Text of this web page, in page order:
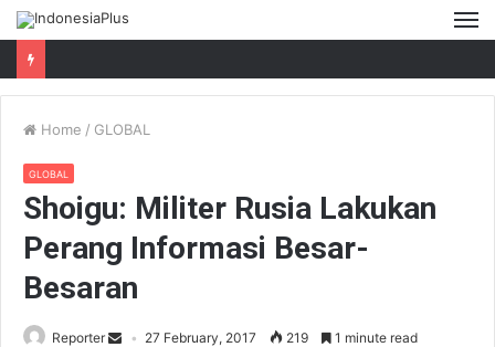
Home / GLOBAL
GLOBAL
Shoigu: Militer Rusia Lakukan
Perang Informasi Besar-
Besaran
Reporter 27 February, 2017 219 1 minute read